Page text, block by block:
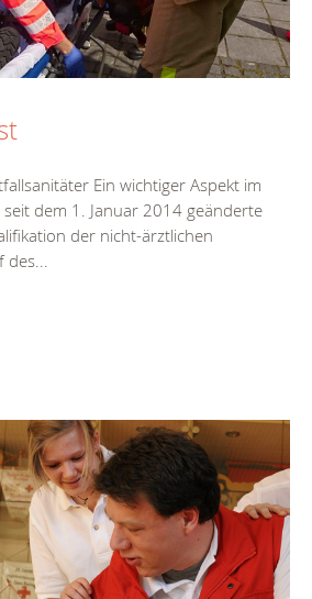
Ein wichtiger Aspekt im
dem 1. Januar 2014 geänderte
der nicht-ärztlichen